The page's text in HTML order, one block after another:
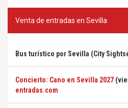
Venta de entradas en Sevilla
Bus turístico por Sevilla (City
Concierto: Cano en Sevilla 2027
entradas.com